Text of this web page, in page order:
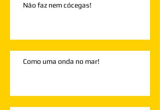
Não faz nem cócegas!
Como uma onda no mar!